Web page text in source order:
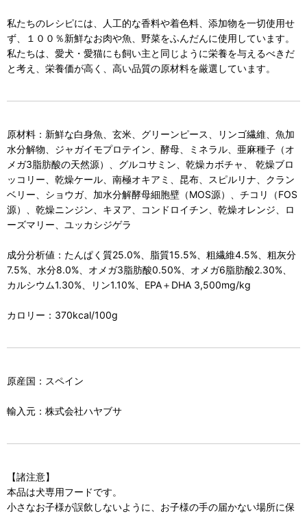
私たちのレシピには、人工的な香料や着色料、添加物を一切使用せ
ず、１００％新鮮なお肉や魚、野菜をふんだんに使用しています。
私たちは、愛犬・愛猫にも飼い主と同じように栄養を与えるべきだ
と考え、栄養価が高く、高い品質の原材料を厳選しています。
原材料：新鮮な白身魚、玄米、グリーンピース、リンゴ繊維、魚加
水分解物、ジャガイモプロテイン、酵母、ミネラル、亜麻種子（オ
メガ3脂肪酸の天然源）、グルコサミン、乾燥カボチャ、 乾燥ブロ
ッコリー、乾燥ケール、南極オキアミ、昆布、スピルリナ、クラン
ベリー、ショウガ、加水分解酵母細胞壁（MOS源）、チコリ（FOS
源）、乾燥ニンジン、キヌア、コンドロイチン、乾燥オレンジ、ロ
ーズマリー、ユッカシジゲラ
成分分析値：たんぱく質25.0%、脂質15.5%、粗繊維4.5%、粗灰分
7.5%、水分8.0%、オメガ3脂肪酸0.50%、オメガ6脂肪酸2.30%、
カルシウム1.30%、リン1.10%、EPA＋DHA 3,500mg/kg
カロリー：370kcal/100g
原産国：スペイン
輸入元：株式会社ハヤブサ
【諸注意】
本品は犬専用フードです。
小さなお子様が誤飲しないように、お子様の手の届かない場所に保